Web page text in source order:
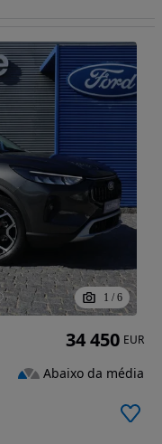
1 / 6
34 450 EUR
Abaixo da média